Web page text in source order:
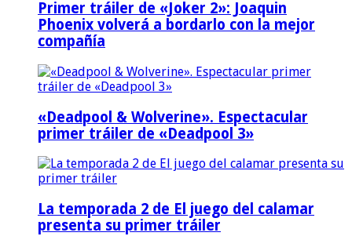
Primer tráiler de «Joker 2»: Joaquin
Phoenix volverá a bordarlo con la mejor
compañía
«Deadpool & Wolverine». Espectacular
primer tráiler de «Deadpool 3»
La temporada 2 de El juego del calamar
presenta su primer tráiler